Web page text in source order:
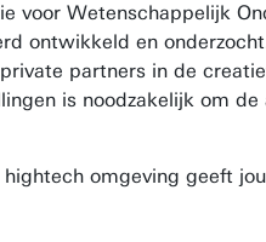
voor Wetenschappelijk
ontwikkeld en
partners in de
is noodzakelijk om
omgeving geeft